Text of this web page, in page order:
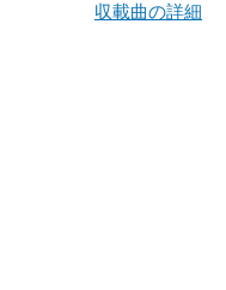
収載曲の詳細